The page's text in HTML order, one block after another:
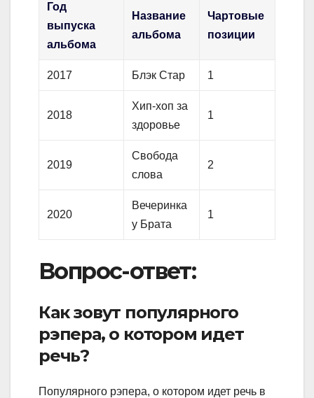
Год
выпуска
альбома
Название
альбома
Чартовые
позиции
2017 Блэк Стар 1
2018
Хип-хоп за
здоровье
1
2019
Свобода
слова
2
2020
Вечеринка
у Брата
1
Вопрос-ответ:
Как зовут популярного
рэпера, о котором идет
речь?
Популярного рэпера, о котором идет речь в